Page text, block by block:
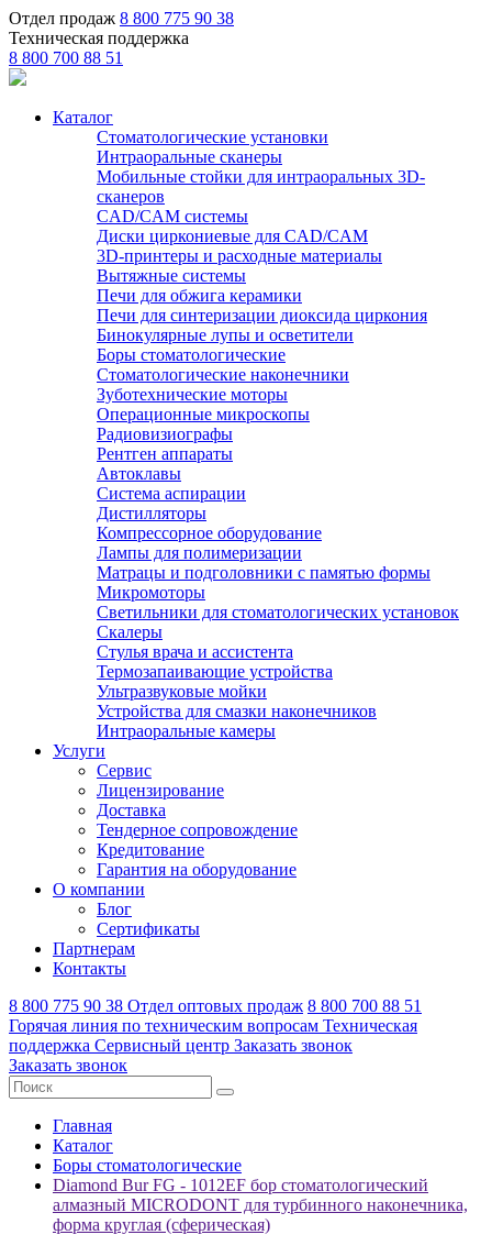
Отдел продаж 8 800 775 90 38
Техническая поддержка
8 800 700 88 51
Каталог
Стоматологические установки
Интраоральные сканеры
Мобильные стойки для интраоральных 3D-
сканеров
CAD/CAM системы
Диски циркониевые для CAD/CAM
3D-принтеры и расходные материалы
Вытяжные системы
Печи для обжига керамики
Печи для синтеризации диоксида циркония
Бинокулярные лупы и осветители
Боры стоматологические
Стоматологические наконечники
Зуботехнические моторы
Операционные микроскопы
Радиовизиографы
Рентген аппараты
Автоклавы
Система аспирации
Дистилляторы
Компрессорное оборудование
Лампы для полимеризации
Матрацы и подголовники с памятью формы
Микромоторы
Светильники для стоматологических установок
Скалеры
Стулья врача и ассистента
Термозапаивающие устройства
Ультразвуковые мойки
Устройства для смазки наконечников
Интраоральные камеры
Услуги
Сервис
Лицензирование
Доставка
Тендерное сопровождение
Кредитование
Гарантия на оборудование
О компании
Блог
Сертификаты
Партнерам
Контакты
8 800 775 90 38 Отдел оптовых продаж 8 800 700 88 51
Горячая линия по техническим вопросам Техническая
поддержка Сервисный центр Заказать звонок
Заказать звонок
Главная
Каталог
Боры стоматологические
Diamond Bur FG - 1012EF бор стоматологический
алмазный MICRODONT для турбинного наконечника,
форма круглая (сферическая)